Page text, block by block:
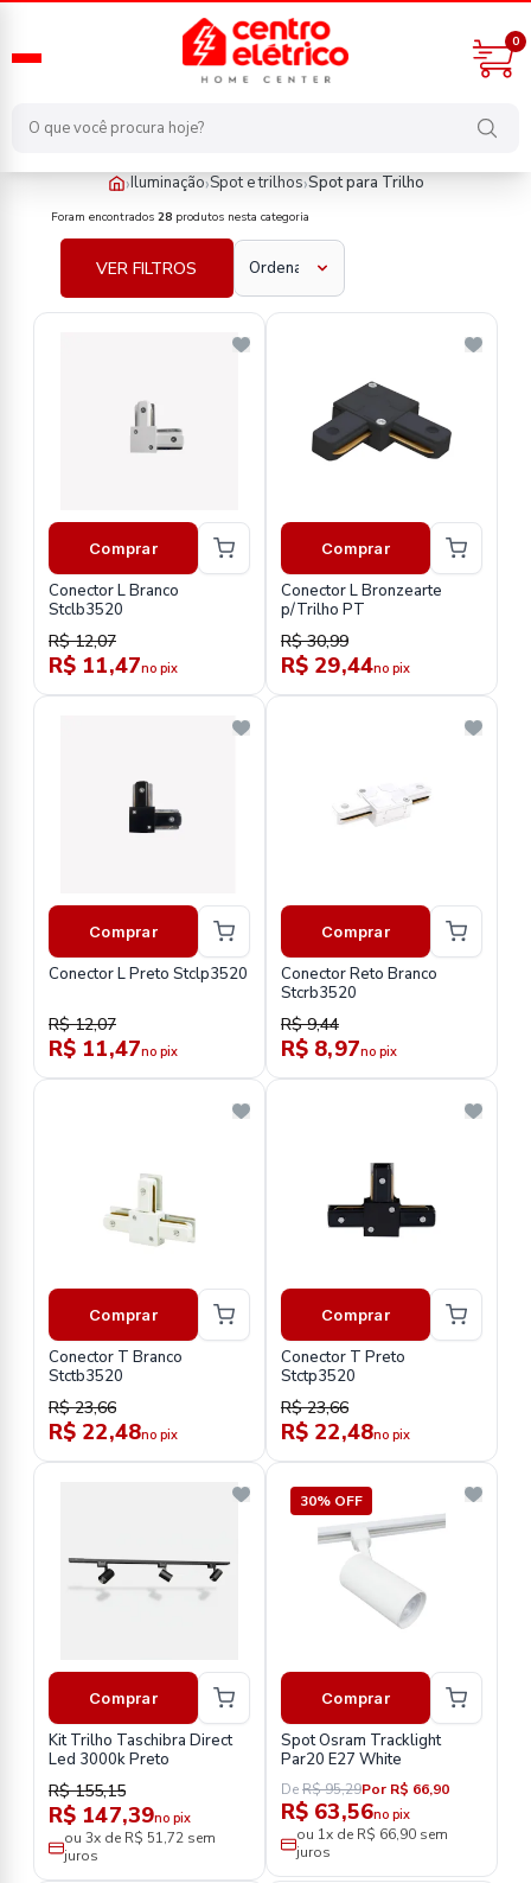
0
›Iluminação›Spot e trilhos›Spot para Trilho
iluminacao/spot-e-trilhos/spot-para-trilho
Foram encontrados 28 produtos nesta categoria
VER FILTROS
Comprar
Conector L Branco
Stclb3520
R$ 12,07
R$ 11,47no pix
Comprar
Conector L Bronzearte
p/Trilho PT
R$ 30,99
R$ 29,44no pix
Comprar
Conector L Preto Stclp3520
R$ 12,07
R$ 11,47no pix
Comprar
Conector Reto Branco
Stcrb3520
R$ 9,44
R$ 8,97no pix
Comprar
Conector T Branco
Stctb3520
R$ 23,66
R$ 22,48no pix
Comprar
Conector T Preto
Stctp3520
R$ 23,66
R$ 22,48no pix
Comprar
Kit Trilho Taschibra Direct
Led 3000k Preto
R$ 155,15
R$ 147,39no pix
ou 3x de R$ 51,72 sem
juros
30% OFF
Comprar
Spot Osram Tracklight
Par20 E27 White
DeR$ 95,29Por R$ 66,90
R$ 63,56no pix
ou 1x de R$ 66,90 sem
juros